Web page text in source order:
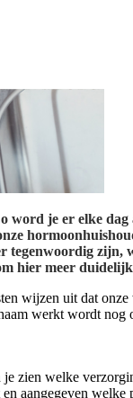
word je er elke dag
zijn,
hier meer
wijzen uit dat
werkt wordt nog
zien welke
aangegeven